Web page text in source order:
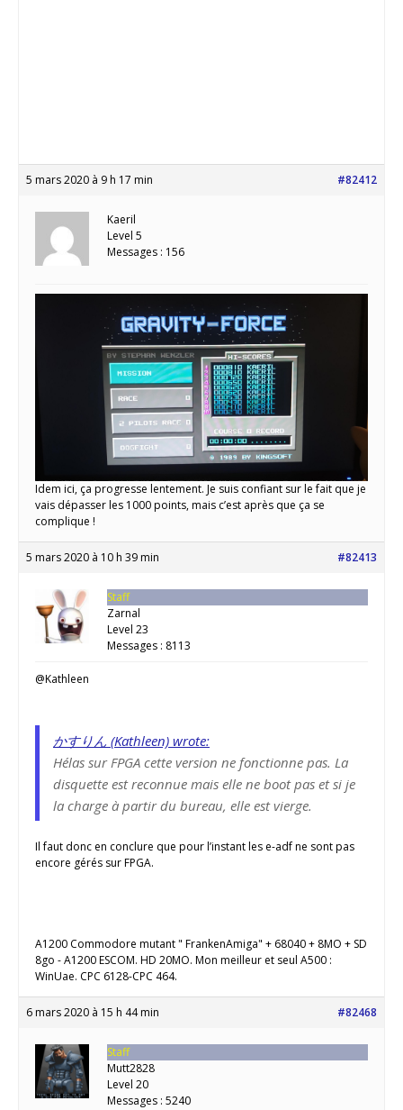
5 mars 2020 à 9 h 17 min #82412
Kaeril
Level 5
Messages : 156
Idem ici, ça progresse lentement. Je suis confiant sur le fait que je
vais dépasser les 1000 points, mais c’est après que ça se
complique !
5 mars 2020 à 10 h 39 min #82413
Staff
Zarnal
Level 23
Messages : 8113
@Kathleen
かすりん (Kathleen) wrote:
Hélas sur FPGA cette version ne fonctionne pas. La
disquette est reconnue mais elle ne boot pas et si je
la charge à partir du bureau, elle est vierge.
Il faut donc en conclure que pour l’instant les e-adf ne sont pas
encore gérés sur FPGA.
A1200 Commodore mutant " FrankenAmiga" + 68040 + 8MO + SD
8go - A1200 ESCOM. HD 20MO. Mon meilleur et seul A500 :
WinUae. CPC 6128-CPC 464.
6 mars 2020 à 15 h 44 min #82468
Staff
Mutt2828
Level 20
Messages : 5240